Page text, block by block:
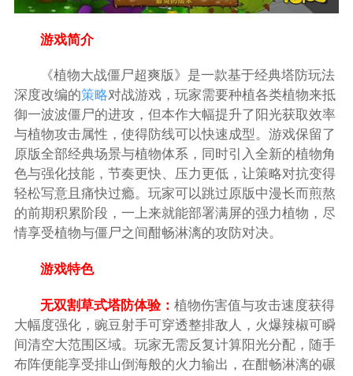
游戏简介
《植物大战僵尸超爽版》是一款基于经典塔防玩法
深度改编的策略对战游戏，玩家需要种植各类植物来抵
御一波波僵尸的进攻，但本作大幅提升了阳光获取效率
与植物攻击属性，使得防线可以快速成型。游戏保留了
原版全部经典场景与植物体系，同时引入全新的植物角
色与强化技能，节奏更快、压力更低，让策略对抗变得
轻松写意且痛快过瘾。玩家可以跳过原版中漫长而煎熬
的前期积累阶段，一上来就能部署满屏的强力植物，尽
情享受植物与僵尸之间酣畅淋漓的攻防对决。
游戏特色
无双割草式塔防体验：植物伤害值与攻击速度获得
大幅度强化，豌豆射手可穿透整排敌人，火爆辣椒可瞬
间清空大范围区域。玩家无需反复计算阳光分配，随手
布阵便能享受排山倒海般的火力输出，在酣畅淋漓的碾